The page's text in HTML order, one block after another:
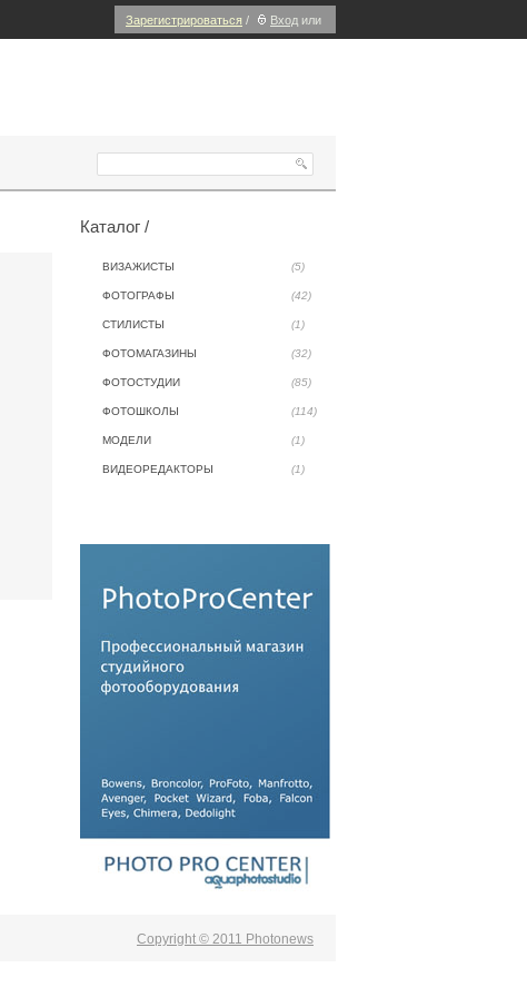
Зарегистрироваться / Вход или
Каталог /
ВИЗАЖИСТЫ (5)
ФОТОГРАФЫ (42)
СТИЛИСТЫ (1)
ФОТОМАГАЗИНЫ (32)
ФОТОСТУДИИ (85)
ФОТОШКОЛЫ (114)
МОДЕЛИ (1)
ВИДЕОРЕДАКТОРЫ (1)
Copyright © 2011 Photonews